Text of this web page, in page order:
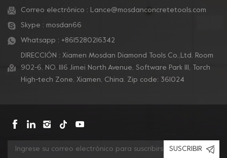
Correo electrónico : Lance@mosdanconcretetools.com
Skype : mosdan66
Whatsapp : +8615280216342
DIRECCIÓN : Xiamen Mosdan Diamond Tools Co.,Ltd. Room
902-6, NO. 1116 Jimei North Avenue, Software Park Ill, Torch
High-tech Zone, Xiamen, China. Zip code: 361024
SUSCRIBIR